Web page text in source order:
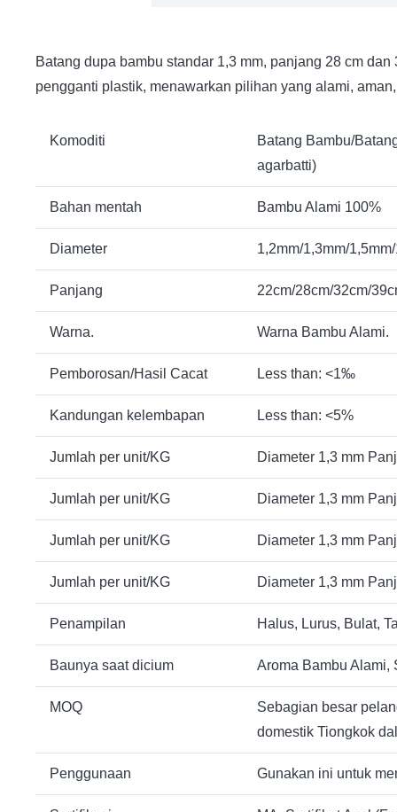
Batang dupa bambu standar 1,3 mm, panjang 28 cm
pengganti plastik, menawarkan pilihan yang alami,
Komoditi
Batang Bambu/
agarbatti)
Bahan mentah Bambu Alami 100%
Diameter 1,2mm/1,3mm/
Panjang 22cm/28cm/32cm/
Warna. Warna Bambu Alami.
Pemborosan/Hasil Cacat Less than: <1‰
Kandungan kelembapan Less than: <5%
Jumlah per unit/KG Diameter 1,3 mm
Jumlah per unit/KG Diameter 1,3 mm
Jumlah per unit/KG Diameter 1,3 mm
Jumlah per unit/KG Diameter 1,3 mm
Penampilan Halus, Lurus, Bulat,
Baunya saat dicium Aroma Bambu Alami,
MOQ
Sebagian besar
domestik Tiongkok
Penggunaan Gunakan ini untuk